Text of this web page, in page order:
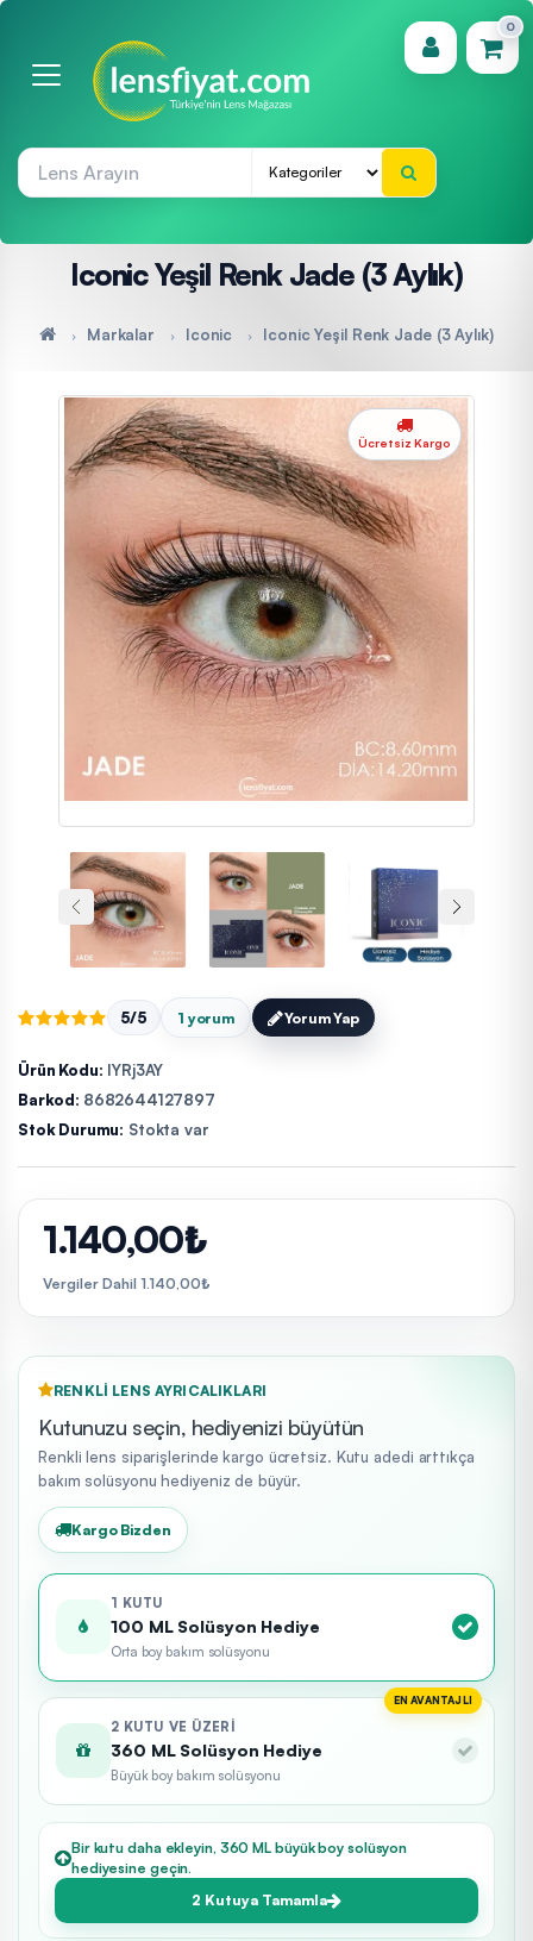
0
(0)
Iconic Yeşil Renk Jade (3 Aylık)
Markalar Iconic Iconic Yeşil Renk Jade (3 Aylık)
Ücretsiz Kargo
5/5 1 yorum Yorum Yap
Ürün Kodu: IYRj3AY
Barkod: 8682644127897
Stok Durumu: Stokta var
1.140,00₺
Vergiler Dahil 1.140,00₺
RENKLI LENS AYRICALIKLARI
Kutunuzu seçin, hediyenizi büyütün
Renkli lens siparişlerinde kargo ücretsiz. Kutu adedi arttıkça
bakım solüsyonu hediyeniz de büyür.
Kargo Bizden
1 KUTU
100 ML Solüsyon Hediye
Orta boy bakım solüsyonu
EN AVANTAJLI
2 KUTU VE ÜZERI
360 ML Solüsyon Hediye
Büyük boy bakım solüsyonu
Bir kutu daha ekleyin, 360 ML büyük boy solüsyon
hediyesine geçin.
2 Kutuya Tamamla